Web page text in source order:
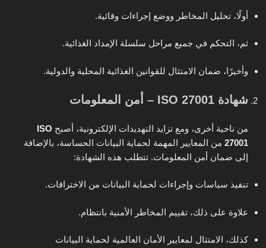
أولًا، تحليل المخاطر ووضع إجراءات وقائية.
ثم، التحكم في جميع مراحل سلسلة الإمداد الغذائية.
وأخيرًا، ضمان الامتثال للقوانين الغذائية المحلية والدولية.
شهادة ISO 27001 – أمن المعلومات
من ناحية أخرى، ومع تزايد التهديدات الإلكترونية، أصبح ISO
27001 من المعايير المهمة لحماية البيانات الحساسة، بالإضافة
إلى ضمان أمن المعلومات. تتطلب هذه الشهادة:
تنفيذ سياسات وإجراءات لحماية البيانات من الاختراقات.
علاوة على ذلك، تقييم المخاطر الأمنية بانتظام.
كذلك، الامتثال لمعايير الأمان العالمية لحماية البيانات